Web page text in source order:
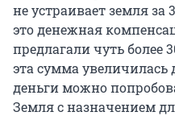
не устраивает земля за
это денежная
предлагали чуть более
эта сумма увеличилась
деньги можно
Земля с назначением